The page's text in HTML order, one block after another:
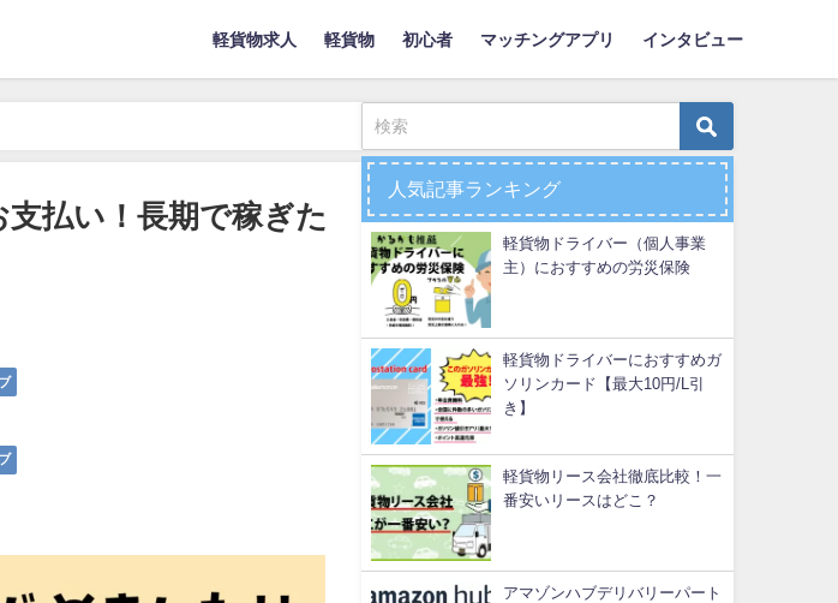
軽貨物求人 軽貨物 初心者 マッチングアプリ インタビュー
支払い！長期で稼ぎた
人気記事ランキング
軽貨物ドライバー（個人事業
主）におすすめの労災保険
軽貨物ドライバーにおすすめガ
ソリンカード【最大10円/L引
き】
軽貨物リース会社徹底比較！一
番安いリースはどこ？
アマゾンハブデリバリーパート